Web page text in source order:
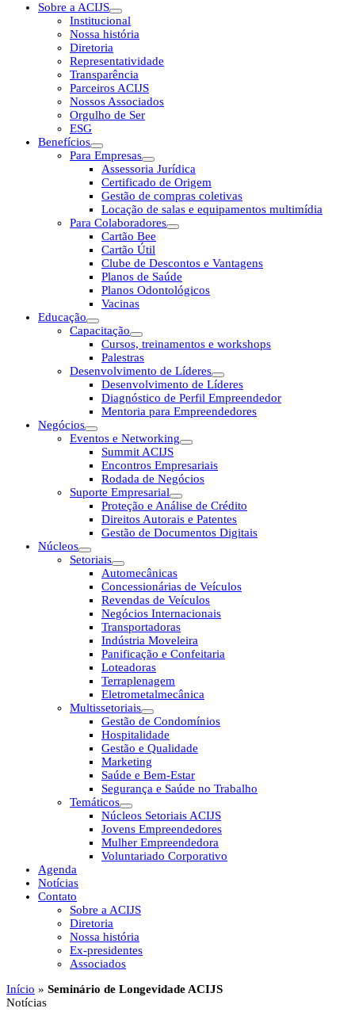
Sobre a ACIJS
Institucional
Nossa história
Diretoria
Representatividade
Transparência
Parceiros ACIJS
Nossos Associados
Orgulho de Ser
ESG
Benefícios
Para Empresas
Assessoria Jurídica
Certificado de Origem
Gestão de compras coletivas
Locação de salas e equipamentos multimídia
Para Colaboradores
Cartão Bee
Cartão Útil
Clube de Descontos e Vantagens
Planos de Saúde
Planos Odontológicos
Vacinas
Educação
Capacitação
Cursos, treinamentos e workshops
Palestras
Desenvolvimento de Líderes
Desenvolvimento de Líderes
Diagnóstico de Perfil Empreendedor
Mentoria para Empreendedores
Negócios
Eventos e Networking
Summit ACIJS
Encontros Empresariais
Rodada de Negócios
Suporte Empresarial
Proteção e Análise de Crédito
Direitos Autorais e Patentes
Gestão de Documentos Digitais
Núcleos
Setoriais
Automecânicas
Concessionárias de Veículos
Revendas de Veículos
Negócios Internacionais
Transportadoras
Indústria Moveleira
Panificação e Confeitaria
Loteadoras
Terraplenagem
Eletrometalmecânica
Multissetoriais
Gestão de Condomínios
Hospitalidade
Gestão e Qualidade
Marketing
Saúde e Bem-Estar
Segurança e Saúde no Trabalho
Temáticos
Núcleos Setoriais ACIJS
Jovens Empreendedores
Mulher Empreendedora
Voluntariado Corporativo
Agenda
Notícias
Contato
Sobre a ACIJS
Diretoria
Nossa história
Ex-presidentes
Associados
Início » Seminário de Longevidade ACIJS
Notícias